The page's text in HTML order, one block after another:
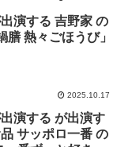
演する 吉野家 の
膳 熱々ごほうび」
2025.10.17
演する が出演す
サッポロ一番 の